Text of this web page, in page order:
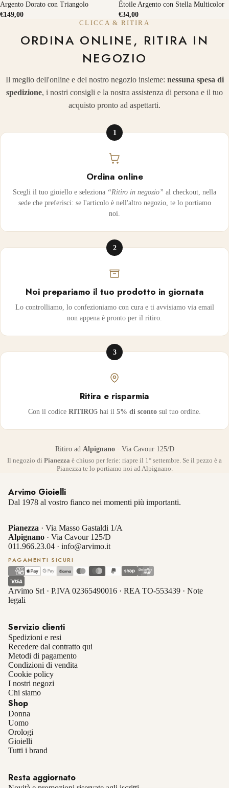
Argento Dorato con Triangolo
€149,00
Étoile Argento con Stella Multicolor
€34,00
CLICCA & RITIRA
ORDINA ONLINE, RITIRA IN
NEGOZIO
Il meglio dell'online e del nostro negozio insieme: nessuna spesa di
spedizione, i nostri consigli e la nostra assistenza di persona e il tuo
acquisto pronto ad aspettarti.
1
Ordina online
Scegli il tuo gioiello e seleziona “Ritiro in negozio” al checkout, nella
sede che preferisci: se l'articolo è nell'altro negozio, te lo portiamo
noi.
2
Noi prepariamo il tuo prodotto in giornata
Lo controlliamo, lo confezioniamo con cura e ti avvisiamo via email
non appena è pronto per il ritiro.
3
Ritira e risparmia
Con il codice RITIRO5 hai il 5% di sconto sul tuo ordine.
Ritiro ad Alpignano· Via Cavour 125/D
Il negozio di Pianezza è chiuso per ferie: riapre il 1° settembre. Se il pezzo è a
Pianezza te lo portiamo noi ad Alpignano.
Arvimo Gioielli
Dal 1978 al vostro fianco nei momenti più importanti.
Pianezza · Via Masso Gastaldi 1/A
Alpignano · Via Cavour 125/D
011.966.23.04 · info@arvimo.it
PAGAMENTI SICURI
Arvimo Srl · P.IVA 02365490016 · REA TO-553439 · Note
legali
Servizio clienti
Spedizioni e resi
Recedere dal contratto qui
Metodi di pagamento
Condizioni di vendita
Cookie policy
I nostri negozi
Chi siamo
Shop
Donna
Uomo
Orologi
Gioielli
Tutti i brand
Resta aggiornato
Informativa sulla privacy
Termini e condizioni del servizio